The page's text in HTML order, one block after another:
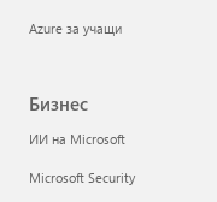
Azure за учащи
Бизнес
ИИ на Microsoft
Microsoft Security